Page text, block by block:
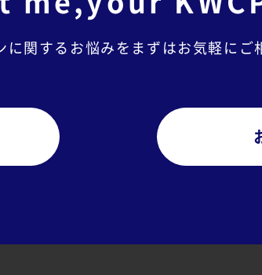
に関するお悩みを まずはお気軽にご